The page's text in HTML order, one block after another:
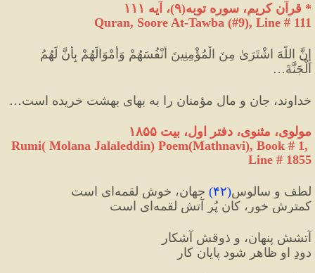
* قرآن کریم، سوره توبه(۹)، آیه ۱۱۱
Quran, Soore At-Tawba (#9), Line # 111
الْجَنَّةَ…
خداوند، جان و مال مؤمنان را به بهای بهشت خریده است…
مولوی، مثنوی، دفتر اول، بیت ۱۸۵۵
Rumi( Molana Jalaleddin) Poem(Mathnavi), Book # 1,
Line # 1855
لطف و سالوسِ(۴۲) جهان، خوش لقمه‌ای است
کمترش خور، کان پُر آتش لقمه‌ای است
آتشش پنهان، و ذوقش آشکار
دودِ او ظاهر شود پایانِ کار